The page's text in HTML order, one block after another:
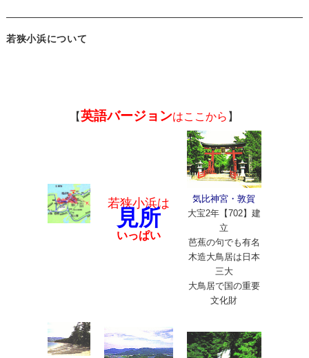
若狭小浜について
【英語バージョンはここから 】
若狭小浜は
見所
いっぱい
気比神宮・敦賀
大宝2年【702】建
立
芭蕉の句でも有名
木造大鳥居は日本
三大
大鳥居で国の重要
文化財